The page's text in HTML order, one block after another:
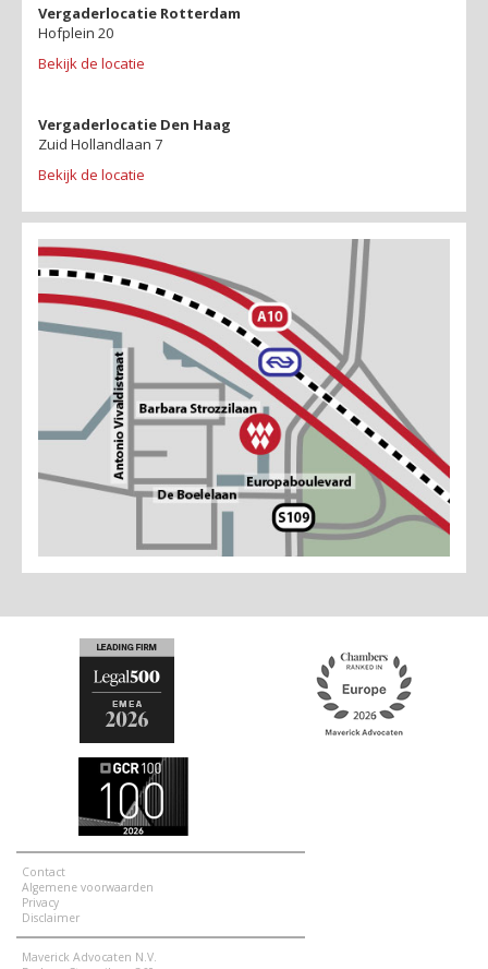
Vergaderlocatie Rotterdam
Hofplein 20
Bekijk de locatie
Vergaderlocatie Den Haag
Zuid Hollandlaan 7
Bekijk de locatie
Contact
Algemene voorwaarden
Privacy
Disclaimer
Maverick Advocaten N.V.